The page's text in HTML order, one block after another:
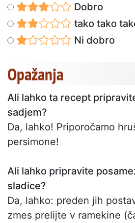
Dobro
tako tako
Ni dobro
Opažanja
Ali lahko ta recept
sadjem?
Da, lahko! Priporočamo
persimone!
Ali lahko pripravite
sladice?
Da, lahko: preden jih
zmes prelijte v ramekine